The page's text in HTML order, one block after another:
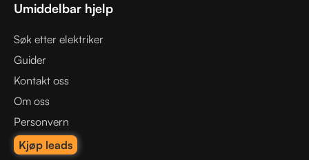
Umiddelbar hjelp
Søk etter elektriker
Guider
Kontakt oss
Om oss
Personvern
Kjøp leads